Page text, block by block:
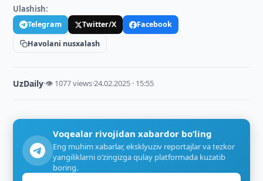
Ulashish:
Telegram Twitter/X
Facebook
Havolani nusxalash
UzDaily·👁 1077 views·24.02.2025 · 15:55
Voqealar rivojidan xabardor bo‘ling
Eng muhim xabarlar, eksklyuziv reportajlar va tezkor
yangiliklarni o‘zingizga qulay platformada kuzatib
boring.